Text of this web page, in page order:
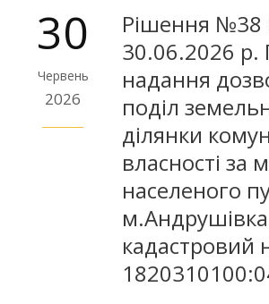
30
Червень
2026
Рішення №38
30.06.2026 р.
надання
поділ
ділянки
власності за
населеного
кадастровий